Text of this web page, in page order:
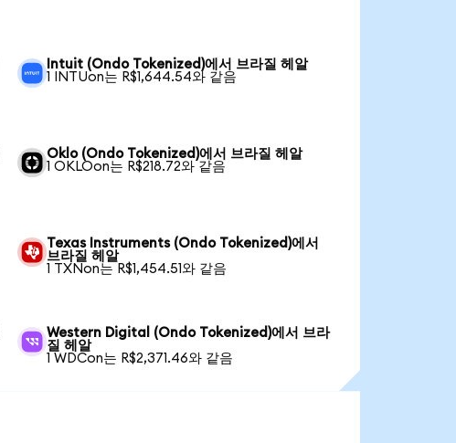
Intuit (Ondo Tokenized)에서 브라질 헤알
1 INTUon는 R$1,644.54와 같음
Oklo (Ondo Tokenized)에서 브라질 헤알
1 OKLOon는 R$218.72와 같음
Texas Instruments (Ondo Tokenized)에서
브라질 헤알
1 TXNon는 R$1,454.51와 같음
Western Digital (Ondo Tokenized)에서 브라
질 헤알
1 WDCon는 R$2,371.46와 같음